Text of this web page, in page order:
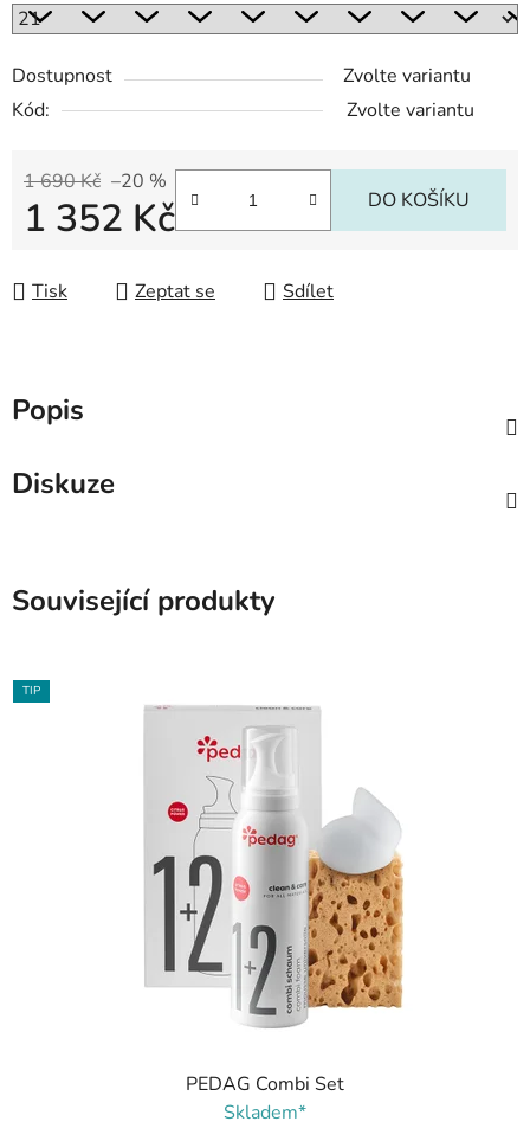
Dostupnost
Zvolte variantu
Kód:
Zvolte variantu
1 690 Kč –20 %
1 352 Kč DO KOŠÍKU
Tisk Zeptat se Sdílet
Popis
Diskuze
Související produkty
TIP
PEDAG Combi Set
Skladem*